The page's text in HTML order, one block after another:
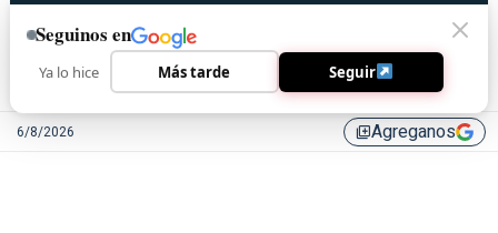
6/8/2026 library_addAgreganos
Seguinos en
Ya lo hice Más tarde Seguir